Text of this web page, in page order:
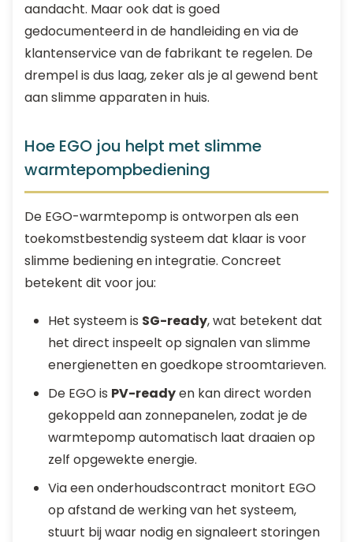
aandacht. Maar ook dat is goed
gedocumenteerd in de handleiding en via de
klantenservice van de fabrikant te regelen. De
drempel is dus laag, zeker als je al gewend bent
aan slimme apparaten in huis.
Hoe EGO jou helpt met slimme
warmtepompbediening
De EGO-warmtepomp is ontworpen als een
toekomstbestendig systeem dat klaar is voor
slimme bediening en integratie. Concreet
betekent dit voor jou:
Het systeem is SG-ready, wat betekent dat
het direct inspeelt op signalen van slimme
energienetten en goedkope stroomtarieven.
De EGO is PV-readyen kan direct worden
gekoppeld aan zonnepanelen, zodat je de
warmtepomp automatisch laat draaien op
zelf opgewekte energie.
Via een onderhoudscontract monitort EGO
op afstand de werking van het systeem,
stuurt bij waar nodig en signaleert storingen